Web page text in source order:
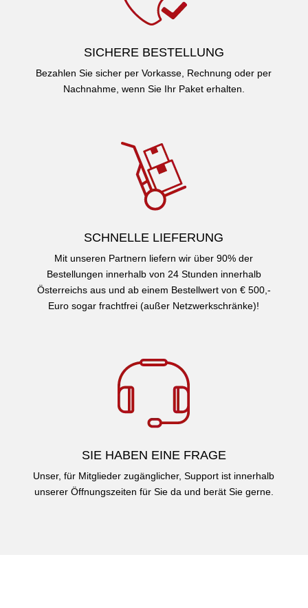
SICHERE BESTELLUNG
Bezahlen Sie sicher per Vorkasse, Rechnung oder per
Nachnahme, wenn Sie Ihr Paket erhalten.
SCHNELLE LIEFERUNG
Mit unseren Partnern liefern wir über 90% der
Bestellungen innerhalb von 24 Stunden innerhalb
Österreichs aus und ab einem Bestellwert von € 500,-
Euro sogar frachtfrei (außer Netzwerkschränke)!
SIE HABEN EINE FRAGE
Unser, für Mitglieder zugänglicher, Support ist innerhalb
unserer Öffnungszeiten für Sie da und berät Sie gerne.